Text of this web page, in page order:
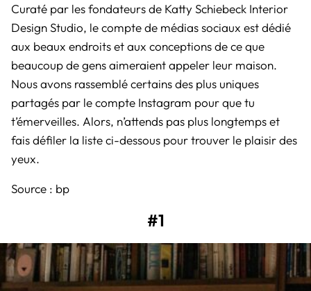
Curaté par les fondateurs de Katty Schiebeck Interior
Design Studio, le compte de médias sociaux est dédié
aux beaux endroits et aux conceptions de ce que
beaucoup de gens aimeraient appeler leur maison.
Nous avons rassemblé certains des plus uniques
partagés par le compte Instagram pour que tu
t’émerveilles. Alors, n’attends pas plus longtemps et
fais défiler la liste ci-dessous pour trouver le plaisir des
yeux.
Source : bp
#1